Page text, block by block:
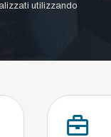
utilizzando